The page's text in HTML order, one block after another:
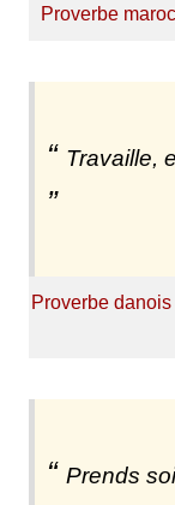
Proverbe
Travaille,
Proverbe danois
Prends